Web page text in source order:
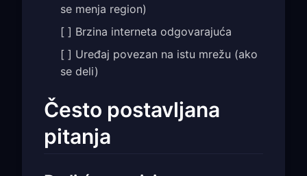
se menja region)
[ ] Brzina interneta odgovarajuća
[ ] Uređaj povezan na istu mrežu (ako
se deli)
Često postavljana
pitanja